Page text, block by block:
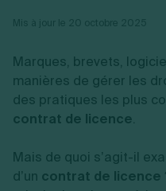
Commerce
Transport
Autres
Ressources
Simulateur de choix
Calcul de charges
Réduction de capital
Gérer son
Gestion comptable
Dépôt de marque
Recherche d'antériorité
Protection des
Conseil/finance
Vente en ligne
Services aux entreprises
Restauration
Commerce
Transport
Fiches SARL
Fiches SCI
Fiches auto-
Fiches association
Toutes les fiches sur la
Gestion d’entreprise
Marques, brevets,
manières de gérer les
des pratiques les plus
contrat de licence.
Mais de quoi s’agit-il
d’un contrat de licence